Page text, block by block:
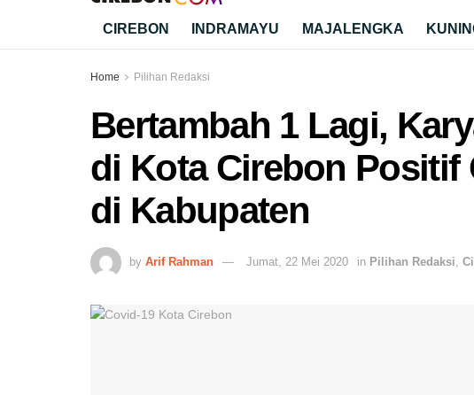
CIREBON INDRAMAYU MAJALENGKA
Home Pilihan Redaksi
Bertambah 1 Lagi,
di Kota Cirebon Positif
di Kabupaten
by Arif Rahman Jumat, 22 Mei 2020 in Pilihan Redaksi